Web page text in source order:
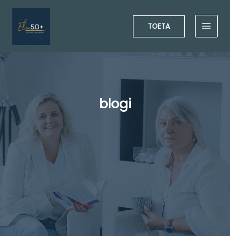
Skip
content
TOETA
blogi